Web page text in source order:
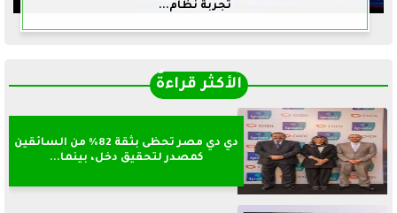
تجربة نظام...
الأكثر قراءةً
دي دي مصر تحظى بثقة 82% من السائقين
كمصدر لتحقيق دخل، بينما...